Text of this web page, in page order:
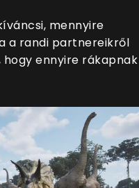
mennyire
a randi partnereikről
hogy ennyire rákapnak